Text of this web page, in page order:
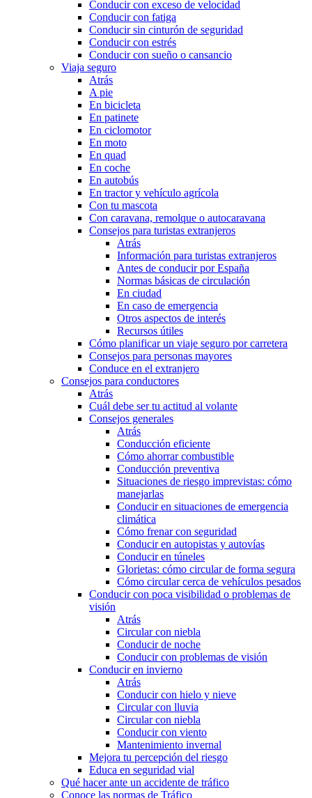
Conducir con exceso de velocidad
Conducir con fatiga
Conducir sin cinturón de seguridad
Conducir con estrés
Conducir con sueño o cansancio
Viaja seguro
Atrás
A pie
En bicicleta
En patinete
En ciclomotor
En moto
En quad
En coche
En autobús
En tractor y vehículo agrícola
Con tu mascota
Con caravana, remolque o autocaravana
Consejos para turistas extranjeros
Atrás
Información para turistas extranjeros
Antes de conducir por España
Normas básicas de circulación
En ciudad
En caso de emergencia
Otros aspectos de interés
Recursos útiles
Cómo planificar un viaje seguro por carretera
Consejos para personas mayores
Conduce en el extranjero
Consejos para conductores
Atrás
Cuál debe ser tu actitud al volante
Consejos generales
Atrás
Conducción eficiente
Cómo ahorrar combustible
Conducción preventiva
Situaciones de riesgo imprevistas: cómo
manejarlas
Conducir en situaciones de emergencia
climática
Cómo frenar con seguridad
Conducir en autopistas y autovías
Conducir en túneles
Glorietas: cómo circular de forma segura
Cómo circular cerca de vehículos pesados
Conducir con poca visibilidad o problemas de
visión
Atrás
Circular con niebla
Conducir de noche
Conducir con problemas de visión
Conducir en invierno
Atrás
Conducir con hielo y nieve
Circular con lluvia
Circular con niebla
Conducir con viento
Mantenimiento invernal
Mejora tu percepción del riesgo
Educa en seguridad vial
Qué hacer ante un accidente de tráfico
Conoce las normas de Tráfico